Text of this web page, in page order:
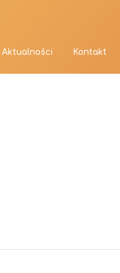
Aktualności Kontakt